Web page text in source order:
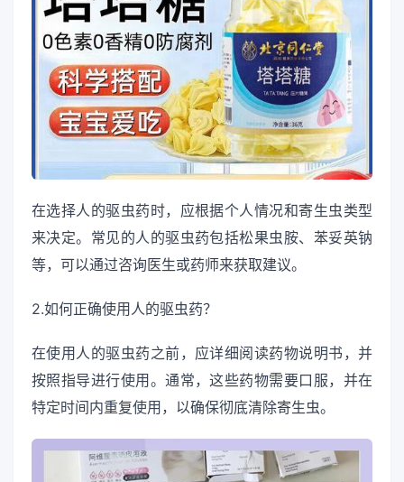
在选择人的驱虫药时，应根据个人情况和寄生虫类型
来决定。常见的人的驱虫药包括松果虫胺、苯妥英钠
等，可以通过咨询医生或药师来获取建议。
2.如何正确使用人的驱虫药？
在使用人的驱虫药之前，应详细阅读药物说明书，并
按照指导进行使用。通常，这些药物需要口服，并在
特定时间内重复使用，以确保彻底清除寄生虫。